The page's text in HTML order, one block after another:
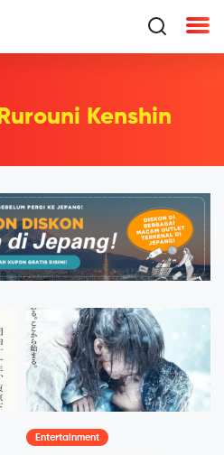
Rurouni Kenshin
Entertainment